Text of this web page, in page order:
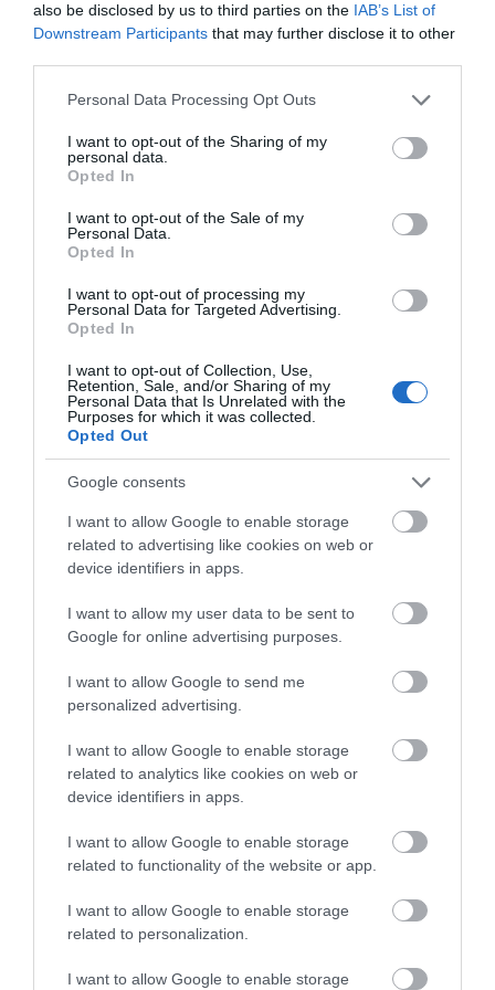
also be disclosed by us to third parties on the IAB’s List of
Downstream Participants that may further disclose it to other
Please note that this website/app uses one or more Google
not limited to your visit or usage behaviour. You may click to
grant or deny consent to Google and its third-party tags to
use your data for below specified purposes in below Google
consent section.
Personal Data Processing Opt Outs
I want to opt-out of the Sharing of my
personal data.
Opted In
I want to opt-out of the Sale of my
Personal Data.
Opted In
I want to opt-out of processing my
Personal Data for Targeted Advertising.
Opted In
I want to opt-out of Collection, Use,
Retention, Sale, and/or Sharing of my
Personal Data that Is Unrelated with the
Purposes for which it was collected.
Opted Out
Google consents
I want to allow Google to enable storage
related to advertising like cookies on web or
device identifiers in apps.
I want to allow my user data to be sent to
Google for online advertising purposes.
I want to allow Google to send me
personalized advertising.
I want to allow Google to enable storage
related to analytics like cookies on web or
device identifiers in apps.
I want to allow Google to enable storage
related to functionality of the website or app.
I want to allow Google to enable storage
related to personalization.
I want to allow Google to enable storage
ΕΥΒΟΙΑ
ΜΑΚΡΥΚΑΠΑ ΝΕΑ
ΠΥΡΟΣΒΕΣΤΙΚΗ
ΡΟΗ ΕΙΔΗΣΕΩΝ
Ενισχύεται το ΕΚΑΒ Μαντουδίου
με δύο ακόμη μόνιμους διασώστες
– Νέο ασθενοφόρο στον τομέα
Κοριτσάκι βρέθηκε μόνο στους
25χρονο πατέρα του
05.08.2026 | 21:40
Απάτη-σοκ στην Εύβοια: «Βγάλτε
τα χρυσαφικά στο μπαλκόνι» –
Έχασε 9.500 ευρώ και κοσμήματα
05.08.2026 | 21:20
Σοκ σε επαρχιακό δρόμο: Οδηγός
κάνει τετραπλή προσπέραση
πάνω σε στροφή (βίντεο)
05.08.2026 | 21:00
Φωτιά σε λεωφορείο στην Εύβοια
05.08.2026 | 20:39
αυτοκινήτου που λίγοι οδηγοί
γνωρίζουν και είναι πολύ χρήσιμη
το καλοκαίρι
Καθαρό και άφθονο νερό σε αυτή
την περιοχή της Εύβοιας
05.08.2026 | 20:00
Καραμπόλα τεσσάρων οχημάτων
ΠΕΡΙΣΣΟΤΕΡΑ ΑΠΟ ΕΙΔΗΣΕΙΣ ΕΥΒΟΙΑ